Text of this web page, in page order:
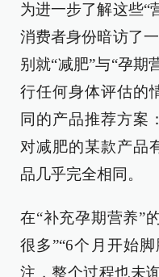
为进一步了解这些“
消费者身份暗访了
别就“减肥”与“孕期
行任何身体评估的
同的产品推荐方案
对减肥的某款产品
品几乎完全相同。
在“补充孕期营养”
很多”“6个月开始
注，整个过程也未